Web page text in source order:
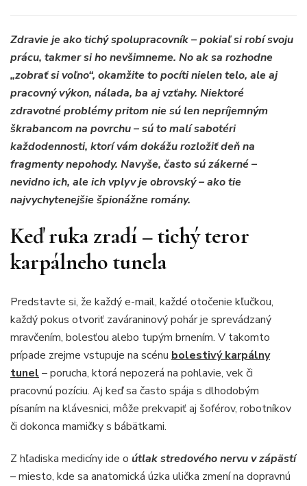
Zdravie je ako tichý spolupracovník – pokiaľ si robí svoju
prácu, takmer si ho nevšimneme. No ak sa rozhodne
„zobrať si voľno“, okamžite to pocíti nielen telo, ale aj
pracovný výkon, nálada, ba aj vzťahy. Niektoré
zdravotné problémy pritom nie sú len nepríjemným
škrabancom na povrchu – sú to malí sabotéri
každodennosti, ktorí vám dokážu rozložiť deň na
fragmenty nepohody. Navyše, často sú zákerné –
nevidno ich, ale ich vplyv je obrovský – ako tie
najvychytenejšie špionážne romány.
Keď ruka zradí – tichý teror
karpálneho tunela
Predstavte si, že každý e-mail, každé otočenie kľučkou,
každý pokus otvoriť zaváraninový pohár je sprevádzaný
mravčením, bolesťou alebo tupým brnením. V takomto
prípade zrejme vstupuje na scénu bolestivý karpálny
tunel– porucha, ktorá nepozerá na pohlavie, vek či
pracovnú pozíciu. Aj keď sa často spája s dlhodobým
písaním na klávesnici, môže prekvapiť aj šoférov, robotníkov
či dokonca mamičky s bábätkami.
Z hľadiska medicíny ide o útlak stredového nervu v zápästí
– miesto, kde sa anatomická úzka ulička zmení na dopravnú